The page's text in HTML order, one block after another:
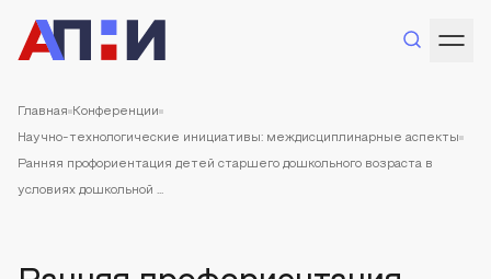
Главная Конференции
Научно-технологические инициативы: междисциплинарные аспекты
Ранняя профориентация детей старшего дошкольного возраста в
условиях дошкольной ...